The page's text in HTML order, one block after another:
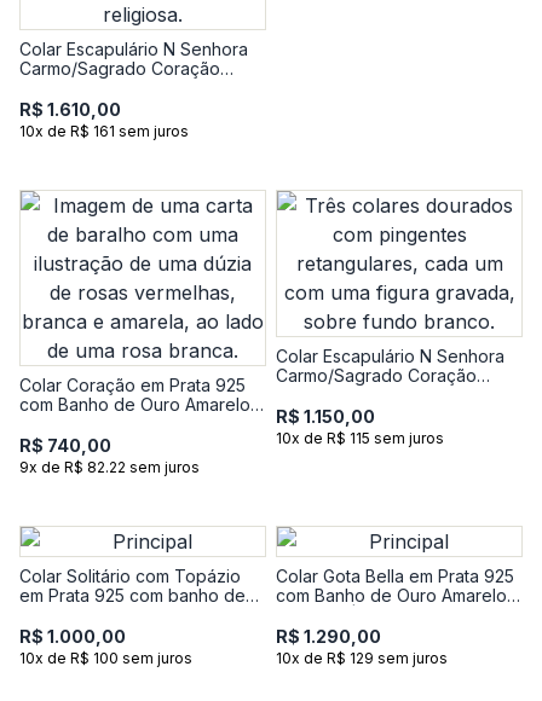
Colar Escapulário N Senhora
Carmo/Sagrado Coração
Banho de Ouro Amarelo 18k
R$ 1.610,00
10x de R$ 161 sem juros
Colar Coração em Prata 925
com Banho de Ouro Amarelo
R$ 740,00
9x de R$ 82.22 sem juros
Colar Escapulário N Senhora
Carmo/Sagrado Coração
banho de Ouro Amarelo 18k
R$ 1.150,00
10x de R$ 115 sem juros
Colar Solitário com Topázio
em Prata 925 com banho de
R$ 1.000,00
10x de R$ 100 sem juros
Colar Gota Bella em Prata 925
com Banho de Ouro Amarelo
Topázio - 50 cm
R$ 1.290,00
10x de R$ 129 sem juros